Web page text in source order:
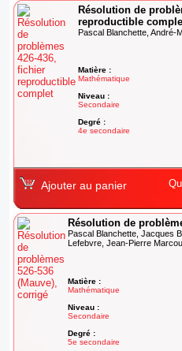
Résolution de
reproductible
Pascal Blanchette, André-
Matière :
Mathématique
Niveau :
Secondaire
Degré :
4e secondaire
Ajouter au panier
Résolution de
Pascal Blanchette, Jacques
Lefebvre, Jean-Pierre
Matière :
Mathématique
Niveau :
Secondaire
Degré :
5e secondaire